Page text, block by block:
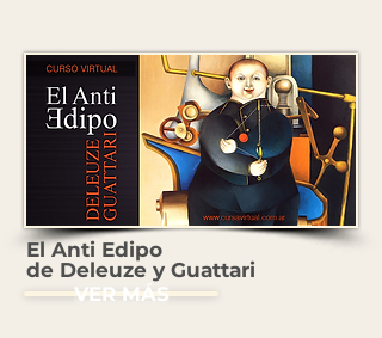
El Anti Edipo
de Deleuze y Guattari
VER MÁS